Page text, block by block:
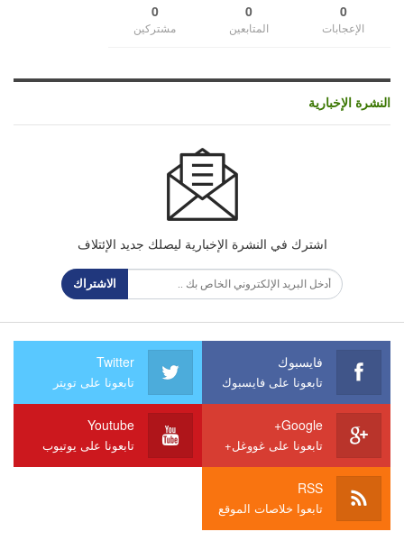
0
الإعجابات
0
المتابعين
0
مشتركين
النشرة الإخبارية
اشترك في النشرة الإخبارية ليصلك جديد الإئتلاف
الاشتراك
فايسبوك
تابعونا على فايسبوك
Twitter
تابعونا على تويتر
Google+
تابعونا على غووغل+
Youtube
تابعونا على يوتيوب
RSS
تابعوا خلاصات الموقع